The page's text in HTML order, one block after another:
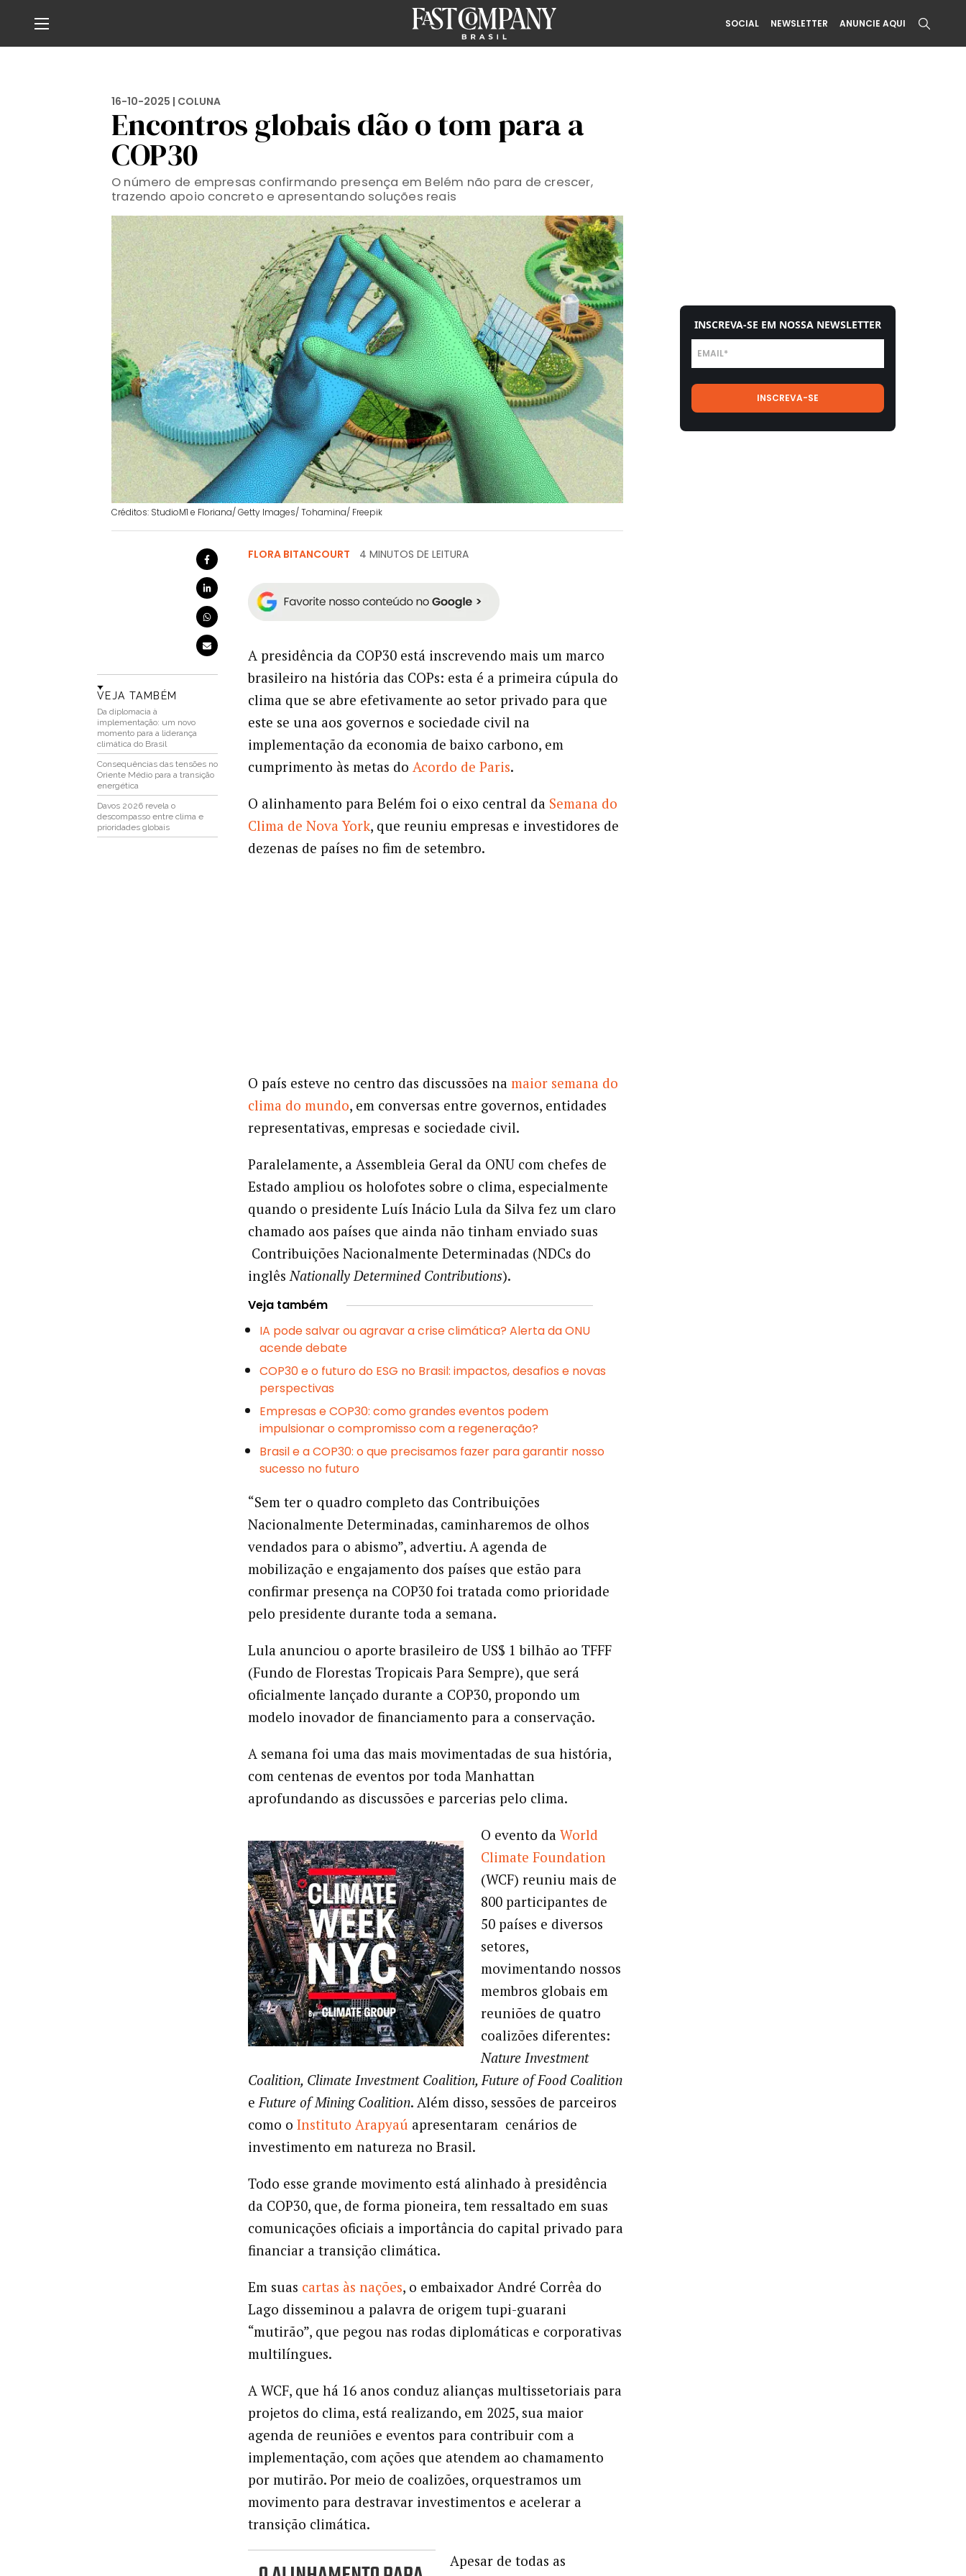
SOCIAL NEWSLETTER ANUNCIE AQUI
16-10-2025 | COLUNA
Encontros globais dão o tom para a
COP30
O número de empresas confirmando presença em Belém não para de crescer,
trazendo apoio concreto e apresentando soluções reais
Créditos: StudioM1 e Floriana/ Getty Images/ Tohamina/ Freepik
VEJA TAMBÉM
Da diplomacia à
implementação: um novo
momento para a liderança
climática do Brasil
Consequências das tensões no
Oriente Médio para a transição
energética
Davos 2026 revela o
descompasso entre clima e
prioridades globais
FLORA BITANCOURT 4 MINUTOS DE LEITURA
A presidência da COP30 está inscrevendo mais um marco
brasileiro na história das COPs: esta é a primeira cúpula do
clima que se abre efetivamente ao setor privado para que
este se una aos governos e sociedade civil na
implementação da economia de baixo carbono, em
cumprimento às metas do Acordo de Paris.
O alinhamento para Belém foi o eixo central da Semana do
Clima de Nova York, que reuniu empresas e investidores de
dezenas de países no fim de setembro.
O país esteve no centro das discussões na maior semana do
clima do mundo, em conversas entre governos, entidades
representativas, empresas e sociedade civil.
Paralelamente, a Assembleia Geral da ONU com chefes de
Estado ampliou os holofotes sobre o clima, especialmente
quando o presidente Luís Inácio Lula da Silva fez um claro
chamado aos países que ainda não tinham enviado suas
Contribuições Nacionalmente Determinadas (NDCs do
inglêsNationally Determined Contributions).
Veja também
IA pode salvar ou agravar a crise climática? Alerta da ONU
acende debate
COP30 e o futuro do ESG no Brasil: impactos, desafios e novas
perspectivas
Empresas e COP30: como grandes eventos podem
impulsionar o compromisso com a regeneração?
Brasil e a COP30: o que precisamos fazer para garantir nosso
sucesso no futuro
“Sem ter o quadro completo das Contribuições
Nacionalmente Determinadas, caminharemos de olhos
vendados para o abismo”, advertiu. A agenda de
mobilização e engajamento dos países que estão para
confirmar presença na COP30 foi tratada como prioridade
pelo presidente durante toda a semana.
Lula anunciou o aporte brasileiro de US$ 1 bilhão ao TFFF
(Fundo de Florestas Tropicais Para Sempre), que será
oficialmente lançado durante a COP30, propondo um
modelo inovador de financiamento para a conservação.
A semana foi uma das mais movimentadas de sua história,
com centenas de eventos por toda Manhattan
aprofundando as discussões e parcerias pelo clima.
O evento da World
Climate Foundation
(WCF) reuniu mais de
800 participantes de
50 países e diversos
setores,
movimentando nossos
membros globais em
reuniões de quatro
coalizões diferentes:
Nature Investment
Coalition, Climate Investment Coalition, Future of Food Coalition
eFuture of Mining Coalition. Além disso, sessões de parceiros
como o Instituto Arapyaú apresentaram cenários de
investimento em natureza no Brasil.
Todo esse grande movimento está alinhado à presidência
da COP30, que, de forma pioneira, tem ressaltado em suas
comunicações oficiais a importância do capital privado para
financiar a transição climática.
Em suas cartas às nações, o embaixador André Corrêa do
Lago disseminou a palavra de origem tupi-guarani
“mutirão”, que pegou nas rodas diplomáticas e corporativas
multilíngues.
A WCF, que há 16 anos conduz alianças multissetoriais para
projetos do clima, está realizando, em 2025, sua maior
agenda de reuniões e eventos para contribuir com a
implementação, com ações que atendem ao chamamento
por mutirão. Por meio de coalizões, orquestramos um
movimento para destravar investimentos e acelerar a
transição climática.
Apesar de todas as
INSCREVA-SE EM NOSSA NEWSLETTER